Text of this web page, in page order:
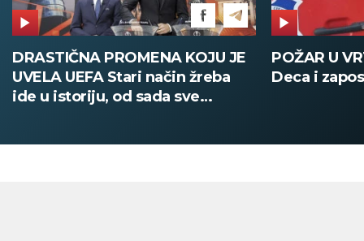
POŽAR U VRTIĆU NA VOŽDOVCU
Deca i zaposleni evakuisani
SINIŠA
DOBIO